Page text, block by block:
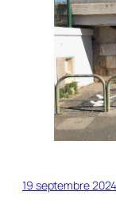
19 septembre 2024